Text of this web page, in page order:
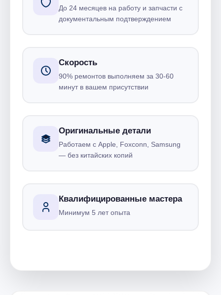
До 24 месяцев на работу и запчасти с
документальным подтверждением
Скорость
90% ремонтов выполняем за 30-60
минут в вашем присутствии
Оригинальные детали
Работаем с Apple, Foxconn, Samsung
— без китайских копий
Квалифицированные мастера
Минимум 5 лет опыта